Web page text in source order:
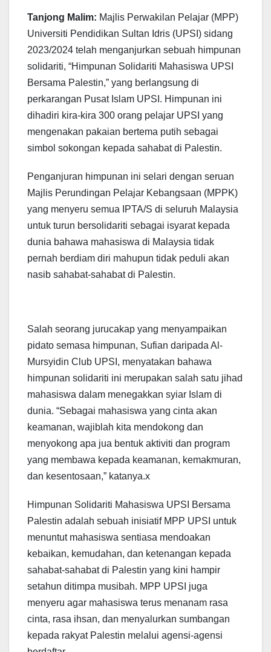
Tanjong Malim: Majlis Perwakilan Pelajar (MPP)
Universiti Pendidikan Sultan Idris (UPSI) sidang
2023/2024 telah menganjurkan sebuah himpunan
solidariti, “Himpunan Solidariti Mahasiswa UPSI
Bersama Palestin,” yang berlangsung di
perkarangan Pusat Islam UPSI. Himpunan ini
dihadiri kira-kira 300 orang pelajar UPSI yang
mengenakan pakaian bertema putih sebagai
simbol sokongan kepada sahabat di Palestin.
Penganjuran himpunan ini selari dengan seruan
Majlis Perundingan Pelajar Kebangsaan (MPPK)
yang menyeru semua IPTA/S di seluruh Malaysia
untuk turun bersolidariti sebagai isyarat kepada
dunia bahawa mahasiswa di Malaysia tidak
pernah berdiam diri mahupun tidak peduli akan
nasib sahabat-sahabat di Palestin.
Salah seorang jurucakap yang menyampaikan
pidato semasa himpunan, Sufian daripada Al-
Mursyidin Club UPSI, menyatakan bahawa
himpunan solidariti ini merupakan salah satu jihad
mahasiswa dalam menegakkan syiar Islam di
dunia. “Sebagai mahasiswa yang cinta akan
keamanan, wajiblah kita mendokong dan
menyokong apa jua bentuk aktiviti dan program
yang membawa kepada keamanan, kemakmuran,
dan kesentosaan,” katanya.x
Himpunan Solidariti Mahasiswa UPSI Bersama
Palestin adalah sebuah inisiatif MPP UPSI untuk
menuntut mahasiswa sentiasa mendoakan
kebaikan, kemudahan, dan ketenangan kepada
sahabat-sahabat di Palestin yang kini hampir
setahun ditimpa musibah. MPP UPSI juga
menyeru agar mahasiswa terus menanam rasa
cinta, rasa ihsan, dan menyalurkan sumbangan
kepada rakyat Palestin melalui agensi-agensi